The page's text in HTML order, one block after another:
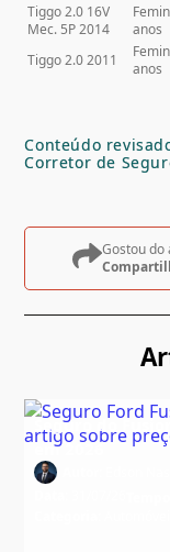
Tiggo 2.0 16V
Mec. 5P 2014
anos
Tiggo 2.0 2011
anos
Conteúdo
Corretor de
Gostou do
Seguro do
em 2026